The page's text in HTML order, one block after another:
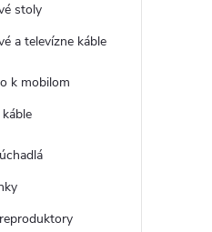
stoly
a televízne káble
k mobilom